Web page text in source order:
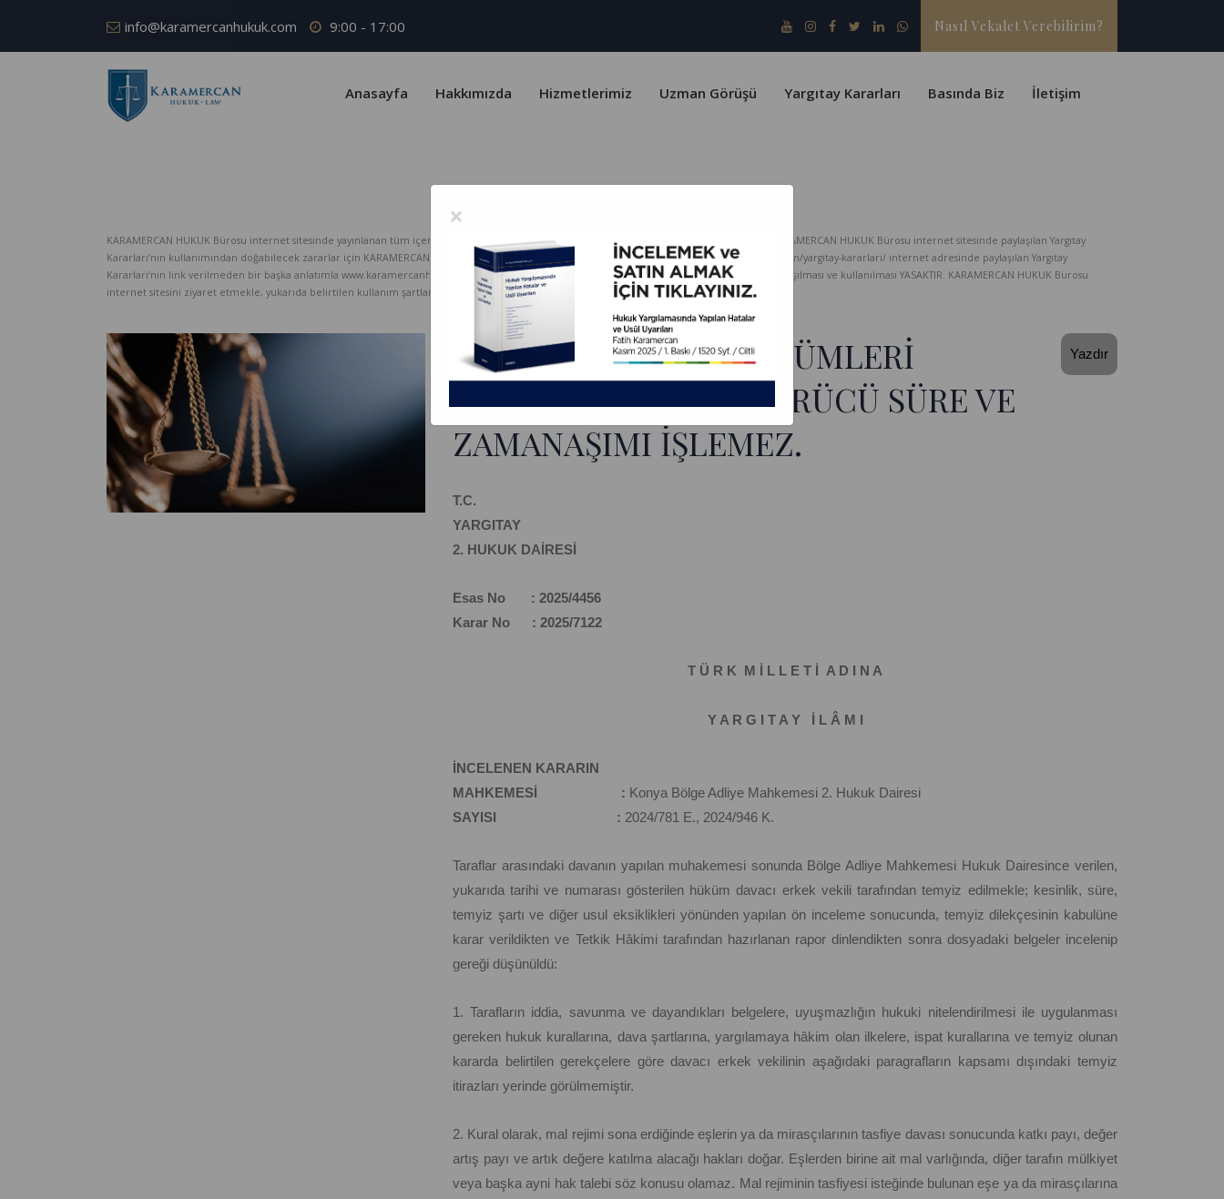
info@karamercanhukuk.com 9:00 - 17:00 Nasıl Vekalet Verebilirim?
Anasayfa Hakkımızda Hizmetlerimiz Uzman Görüşü Yargıtay Kararları Basında Biz İletişim
KARAMERCAN HUKUK Bürosu internet sitesinde yayınlanan tüm içerik telif yasaları ve Türk Patent Enstitüsü kapsamında koruma altındadır. KARAMERCAN HUKUK Bürosu internet sitesinde paylaşılan Yargıtay
Kararları’nın kullanımından doğabilecek zararlar için KARAMERCAN HUKUK Bürosu hiçbir sorumluluk kabul etmez. www.karamercanhukuk.com/yargitay-kararlari/ internet adresinde paylaşılan Yargıtay
Kararları’nın link verilmeden bir başka anlatımla www.karamercanhukuk.com internet adresinden alındığı belirtilmeksizin kopyalanması, paylaşılması ve kullanılması YASAKTIR. KARAMERCAN HUKUK Bürosu
internet sitesini ziyaret etmekle, yukarıda belirtilen kullanım şartlarını kabul etmiş sayılırsınız.
Yazdır
TMK 226/2 VE 240 HÜKÜMLERİ
AÇISINDAN HAK DÜŞÜRÜCÜ SÜRE VE
ZAMANAŞIMI İŞLEMEZ.
T.C.
YARGITAY
2. HUKUK DAİRESİ
Esas No : 2025/4456
Karar No : 2025/7122
T Ü R K M İ L L E T İ A D I N A
Y A R G I T A Y İ L Â M I
İNCELENEN KARARIN
MAHKEMESİ : Konya Bölge Adliye Mahkemesi 2. Hukuk Dairesi
SAYISI : 2024/781 E., 2024/946 K.
Taraflar arasındaki davanın yapılan muhakemesi sonunda Bölge Adliye Mahkemesi Hukuk Dairesince verilen,
yukarıda tarihi ve numarası gösterilen hüküm davacı erkek vekili tarafından temyiz edilmekle; kesinlik, süre,
temyiz şartı ve diğer usul eksiklikleri yönünden yapılan ön inceleme sonucunda, temyiz dilekçesinin kabulüne
karar verildikten ve Tetkik Hâkimi tarafından hazırlanan rapor dinlendikten sonra dosyadaki belgeler incelenip
gereği düşünüldü:
1. Tarafların iddia, savunma ve dayandıkları belgelere, uyuşmazlığın hukuki nitelendirilmesi ile uygulanması
gereken hukuk kurallarına, dava şartlarına, yargılamaya hâkim olan ilkelere, ispat kurallarına ve temyiz olunan
kararda belirtilen gerekçelere göre davacı erkek vekilinin aşağıdaki paragrafların kapsamı dışındaki temyiz
itirazları yerinde görülmemiştir.
2. Kural olarak, mal rejimi sona erdiğinde eşlerin ya da mirasçılarının tasfiye davası sonucunda katkı payı, değer
artış payı ve artık değere katılma alacağı hakları doğar. Eşlerden birine ait mal varlığında, diğer tarafın mülkiyet
veya başka ayni hak talebi söz konusu olamaz. Mal rejiminin tasfiyesi isteğinde bulunan eşe ya da mirasçılarına
×